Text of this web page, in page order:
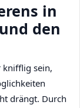
in
den
knifflig sein,
drängt. Durch